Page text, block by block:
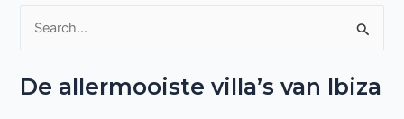
e
De allermooiste villa’s van Ibiza